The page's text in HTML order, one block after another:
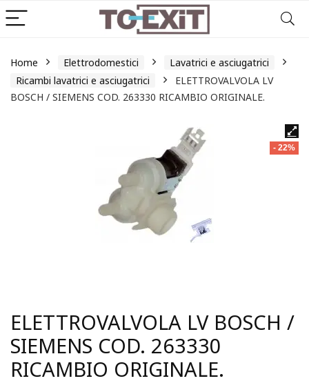
Home Elettrodomestici
Lavatrici e asciugatrici
Ricambi lavatrici e asciugatrici
ELETTROVALVOLA LV
BOSCH / SIEMENS COD. 263330 RICAMBIO ORIGINALE.
- 22%
ELETTROVALVOLA LV BOSCH /
SIEMENS COD. 263330
RICAMBIO ORIGINALE.